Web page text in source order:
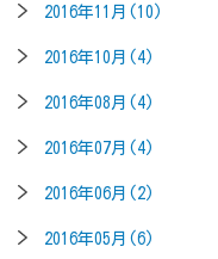
2016年11月(10)
2016年10月(4)
2016年08月(4)
2016年07月(4)
2016年06月(2)
2016年05月(6)